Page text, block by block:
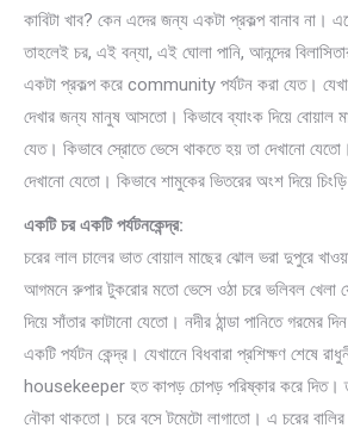
কাবিটা খাব? কেন এদের জন্য একটা প্রকল্প বানাব না।
তাহলেই চর, এই বন্যা, এই ঘোলা পানি, আনন্দের
একটা প্রকল্প করে community পর্যটন করা যেত। যেখানে
দেখার জন্য মানুষ আসতো। কিভাবে ব্যাংক দিয়ে
যেত। কিভাবে স্রোতে ভেসে থাকতে হয় তা দেখানো
দেখানো যেতো। কিভাবে শামুকের ভিতরের অংশ দিয়ে
একটি চর একটি পর্যটনকেন্দ্র:
চরের লাল চালের ভাত বোয়াল মাছের ঝোল ভরা দুপুরে
আগমনে রুপার টুকরোর মতো ভেসে ওঠা চরে ভলিবল
দিয়ে সাঁতার কাটানো যেতো। নদীর ঠান্ডা পানিতে গরমের
একটি পর্যটন কেন্দ্র। যেখানেে বিধবারা প্রশিক্ষণ শেষে
housekeeper হত কাপড় চোপড় পরিষ্কার করে
নৌকা থাকতো। চরে বসে টমেটো লাগাতো। এ চরের